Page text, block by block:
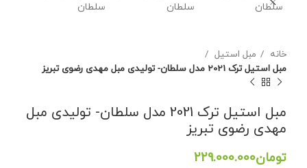
خانه
مبل استیل
مبل استیل ترک 2021 مدل سلطان- تولیدی مبل مهدی رضوی تبریز
مبل استیل ترک 2021 مدل سلطان- تولیدی مبل
مهدی رضوی تبریز
تومان